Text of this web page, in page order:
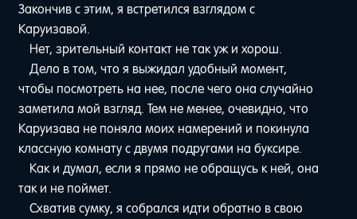
Закончив с этим, я встретился взглядом с
Каруизавой.
Нет, зрительный контакт не так уж и хорош.
Дело в том, что я выжидал удобный момент,
чтобы посмотреть на нее, после чего она случайно
заметила мой взгляд. Тем не менее, очевидно, что
Каруизава не поняла моих намерений и покинула
классную комнату с двумя подругами на буксире.
Как и думал, если я прямо не обращусь к ней, она
так и не поймет.
Схватив сумку, я собрался идти обратно в свою